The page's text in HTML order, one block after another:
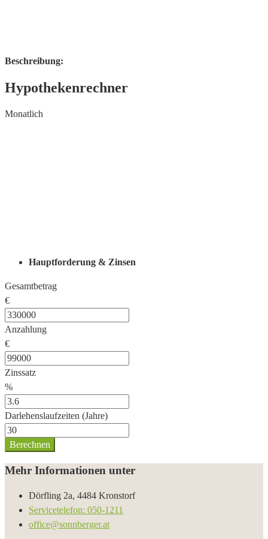
Beschreibung:
Hypothekenrechner
Monatlich
Hauptforderung & Zinsen
Gesamtbetrag
€
Anzahlung
€
Zinssatz
%
Darlehenslaufzeiten (Jahre)
Berechnen
Mehr Informationen unter
Dörfling 2a, 4484 Kronstorf
Servicetelefon: 050-1211
office@sonnberger.at